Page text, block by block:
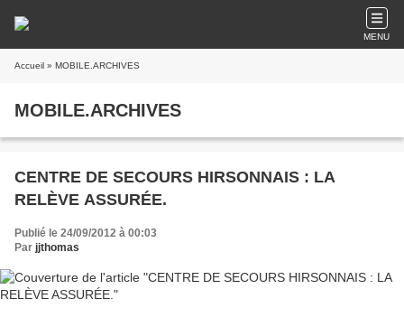
MENU
Accueil » MOBILE.ARCHIVES
MOBILE.ARCHIVES
CENTRE DE SECOURS HIRSONNAIS : LA
RELÈVE ASSURÉE.
Publié le 24/09/2012 à 00:03
Par jjthomas